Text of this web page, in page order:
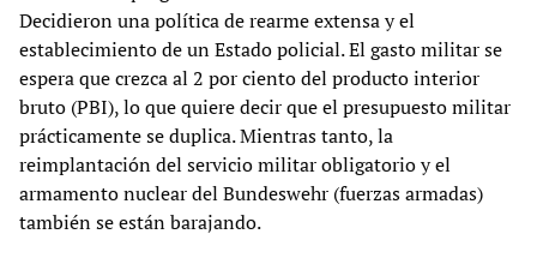
Decidieron una política de rearme extensa y el
establecimiento de un Estado policial. El gasto militar se
espera que crezca al 2 por ciento del producto interior
bruto (PBI), lo que quiere decir que el presupuesto militar
prácticamente se duplica. Mientras tanto, la
reimplantación del servicio militar obligatorio y el
armamento nuclear del Bundeswehr (fuerzas armadas)
también se están barajando.